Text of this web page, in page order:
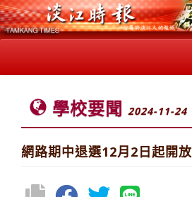
學校要聞 2024-11-24
網路期中退選12月2日起開放